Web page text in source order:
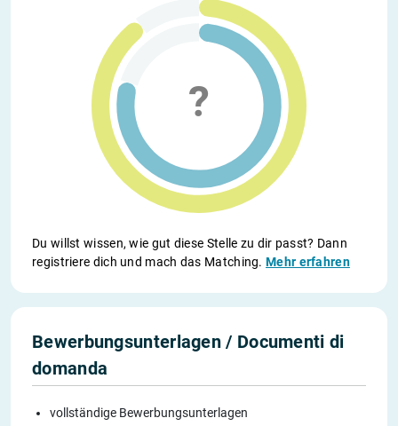
Du willst wissen, wie gut diese Stelle zu dir passt? Dann
registriere dich und mach das Matching.Mehr erfahren
Bewerbungsunterlagen / Documenti di
domanda
vollständige Bewerbungsunterlagen